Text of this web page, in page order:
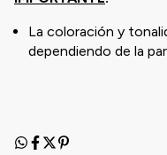
La coloración y
dependiendo de la